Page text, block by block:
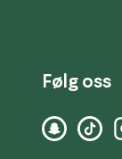
Følg oss